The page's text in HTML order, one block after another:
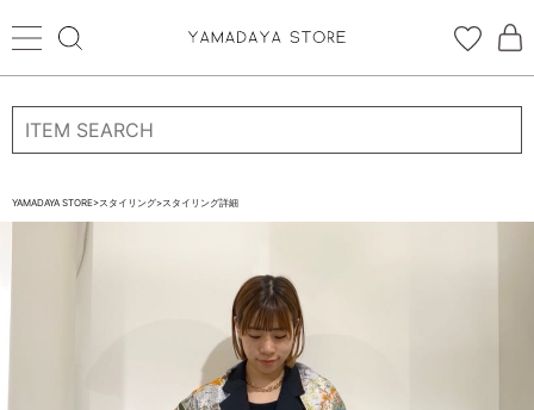
ログイン 新規会員登録
お気に入り
STORE BRAND・LABELから探す
YAMADAYA STORE>スタイリング>スタイリング詳細